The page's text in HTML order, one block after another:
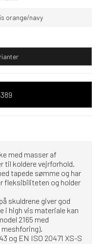
orange/navy
med masser af
til koldere vejrforhold.
tapede sømme og har
fleksibiliteten og holder
skuldrene giver god
i high vis materiale kan
2165 med
og EN ISO 20471 XS-S